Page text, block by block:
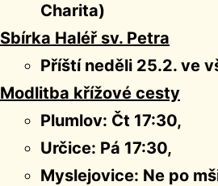
Charita)
Sbírka Haléř sv. Petra
Příští neděli 25.2. ve
Modlitba křížové cesty
Plumlov: Čt 17:30,
Určice: Pá 17:30,
Myslejovice: Ne po